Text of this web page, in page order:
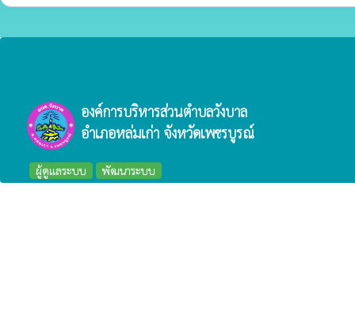
องค์การบริหารส่วนตำบลวังบาล
อำเภอหล่มเก่า จังหวัดเพชรบูรณ์
ผู้ดูแลระบบ พัฒนาระบบ